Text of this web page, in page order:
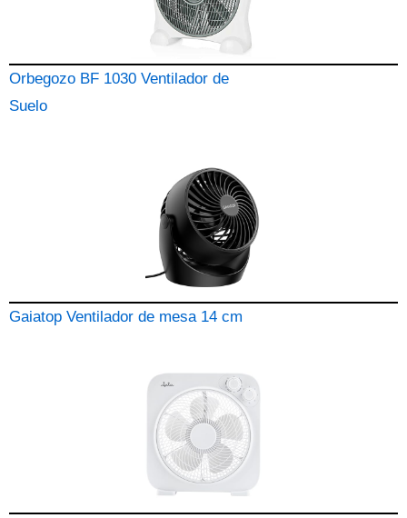
Orbegozo BF 1030 Ventilador de
Suelo
Gaiatop Ventilador de mesa 14 cm